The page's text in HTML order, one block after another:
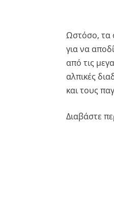
Ωστόσο, τα
για να
από τις
αλπικές
και τους
Διαβάστε